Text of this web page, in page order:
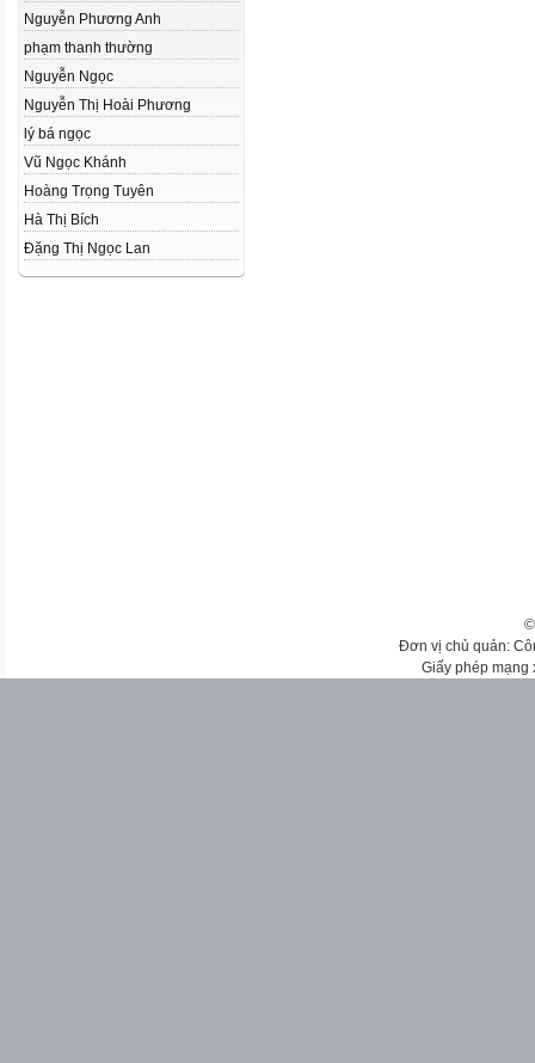
Nguyễn Phương Anh
phạm thanh thường
Nguyễn Ngọc
Nguyễn Thị Hoài Phương
lý bá ngọc
Vũ Ngọc Khánh
Hoàng Trọng Tuyên
Hà Thị Bích
Đặng Thị Ngọc Lan
Đơn vị chủ quản:
Giấy phép mạng